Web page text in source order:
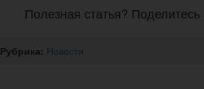
Полезная статья?
Рубрика: Новости